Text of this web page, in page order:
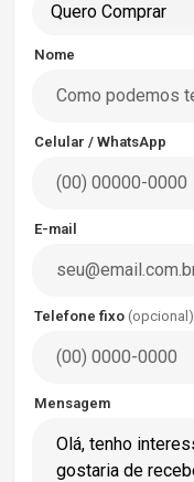
Quero Comprar
Nome
Celular / WhatsApp
E-mail
Telefone fixo (opcional)
Mensagem